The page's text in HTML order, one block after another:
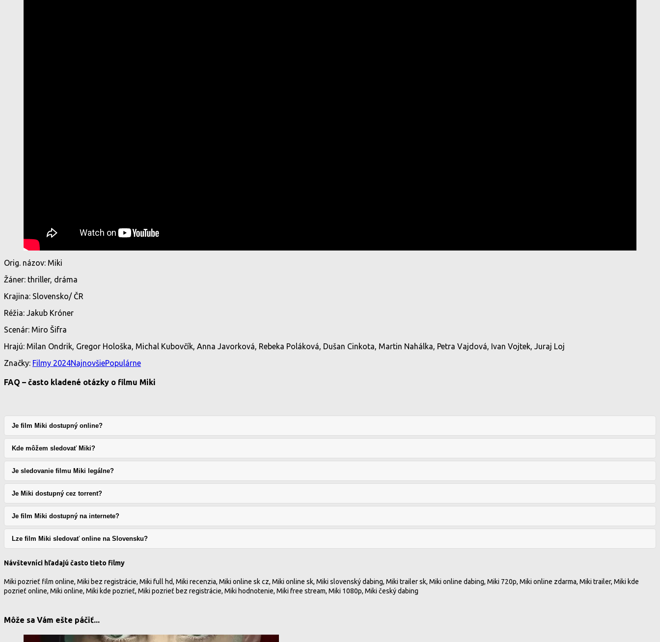
Orig. názov: Miki
Žáner: thriller, dráma
Krajina: Slovensko/ ČR
Réžia: Jakub Króner
Scenár: Miro Šifra
Hrajú: Milan Ondrik, Gregor Hološka, Michal Kubovčík, Anna Javorková, Rebeka Poláková, Dušan Cinkota, Martin Nahálka, Petra Vajdová, Ivan Vojtek, Juraj Loj
Značky: Filmy 2024NajnovšiePopulárne
FAQ – často kladené otázky o filmu Miki
Je film Miki dostupný online?
Kde môžem sledovať Miki?
Je sledovanie filmu Miki legálne?
Je Miki dostupný cez torrent?
Je film Miki dostupný na internete?
Lze film Miki sledovať online na Slovensku?
Návštevníci hľadajú často tieto filmy
Miki pozrieť film online, Miki bez registrácie, Miki full hd, Miki recenzia, Miki online sk cz, Miki online sk, Miki slovenský dabing, Miki trailer sk, Miki online dabing, Miki 720p, Miki online zdarma, Miki trailer, Miki kde
pozrieť online, Miki online, Miki kde pozrieť, Miki pozrieť bez registrácie, Miki hodnotenie, Miki free stream, Miki 1080p, Miki český dabing
Môže sa Vám ešte páčiť...